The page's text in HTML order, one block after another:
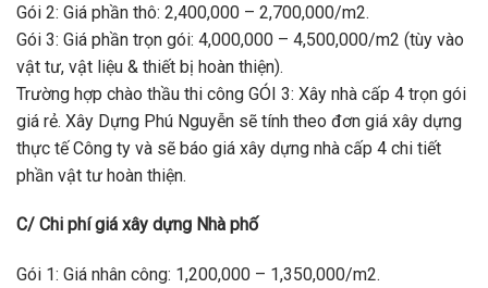
Gói 2: Giá phần thô: 2,400,000 – 2,700,000/m2.
Gói 3: Giá phần trọn gói: 4,000,000 – 4,500,000/m2 (tùy vào
vật tư, vật liệu & thiết bị hoàn thiện).
Trường hợp chào thầu thi công GÓI 3: Xây nhà cấp 4 trọn gói
giá rẻ. Xây Dựng Phú Nguyễn sẽ tính theo đơn giá xây dựng
thực tế Công ty và sẽ báo giá xây dựng nhà cấp 4 chi tiết
phần vật tư hoàn thiện.
C/ Chi phí giá xây dựng Nhà phố
Gói 1: Giá nhân công: 1,200,000 – 1,350,000/m2.